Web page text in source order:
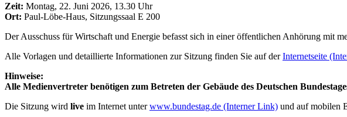
Zeit: Montag, 22. Juni 2026, 13.30 Uhr
Ort: Paul-Löbe-Haus, Sitzungssaal E 200
Der Ausschuss für Wirtschaft und Energie befasst sich in einer öffentlichen Anhörung mit
Alle Vorlagen und detaillierte Informationen zur Sitzung finden Sie auf derInternetseite
Hinweise:
Alle Medienvertreter benötigen zum Betreten der Gebäude des Deutschen
Die Sitzung wird live im Internet unterwww.bundestag.de (Interner Link) und auf mobilen